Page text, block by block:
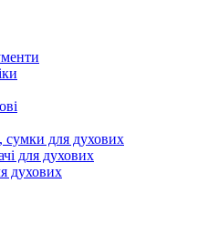
сумки для духових
для духових
духових